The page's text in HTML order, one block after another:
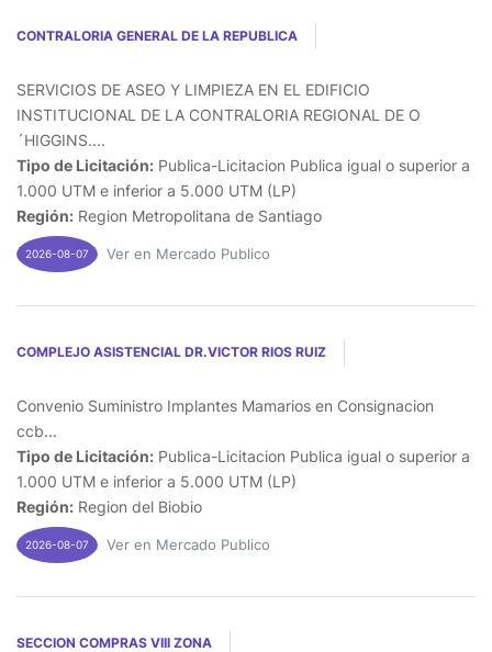
CONTRALORIA GENERAL DE LA REPUBLICA
SERVICIOS DE ASEO Y LIMPIEZA EN EL EDIFICIO
INSTITUCIONAL DE LA CONTRALORIA REGIONAL DE O
´HIGGINS....
Tipo de Licitación: Publica-Licitacion Publica igual o superior a
1.000 UTM e inferior a 5.000 UTM (LP)
Región: Region Metropolitana de Santiago
2026-08-07 Ver en Mercado Publico
COMPLEJO ASISTENCIAL DR.VICTOR RIOS RUIZ
Convenio Suministro Implantes Mamarios en Consignacion
ccb...
Tipo de Licitación: Publica-Licitacion Publica igual o superior a
1.000 UTM e inferior a 5.000 UTM (LP)
Región: Region del Biobio
2026-08-07 Ver en Mercado Publico
SECCION COMPRAS VIII ZONA